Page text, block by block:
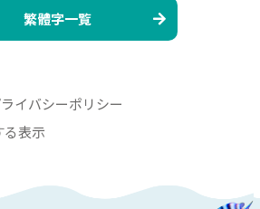
繁體字一覧
イバシーポリシー
表示